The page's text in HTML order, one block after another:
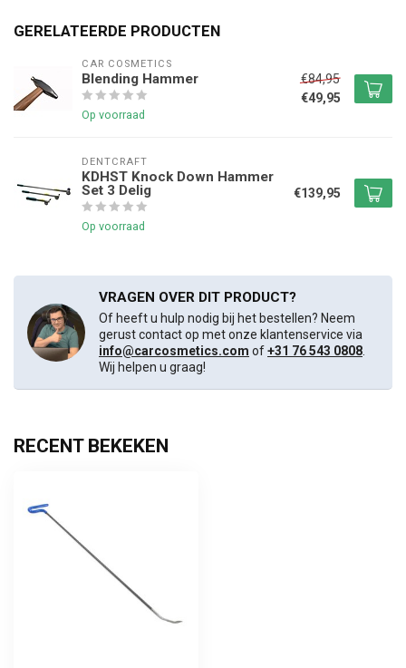
GERELATEERDE PRODUCTEN
CAR COSMETICS
Blending Hammer
Op voorraad
€84,95
€49,95
DENTCRAFT
KDHST Knock Down Hammer
Set 3 Delig
Op voorraad
€139,95
VRAGEN OVER DIT PRODUCT?
Of heeft u hulp nodig bij het bestellen? Neem
gerust contact op met onze klantenservice via
info@carcosmetics.com of+31 76 543 0808
Wij helpen u graag!
RECENT BEKEKEN